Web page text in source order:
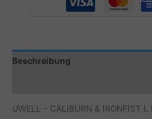
Beschreibung
UWELL – CALIBURN & IRONFIST L